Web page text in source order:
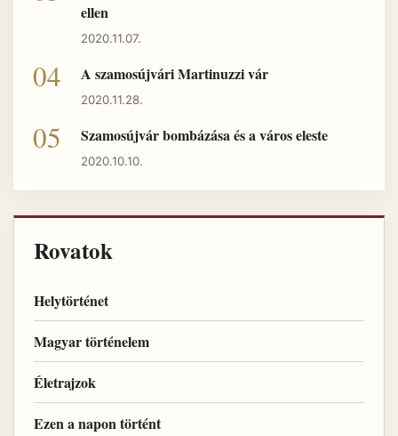
ellen
2020.11.07.
A szamosújvári Martinuzzi vár
2020.11.28.
Szamosújvár bombázása és a város eleste
2020.10.10.
Rovatok
Helytörténet
Magyar történelem
Életrajzok
Ezen a napon történt